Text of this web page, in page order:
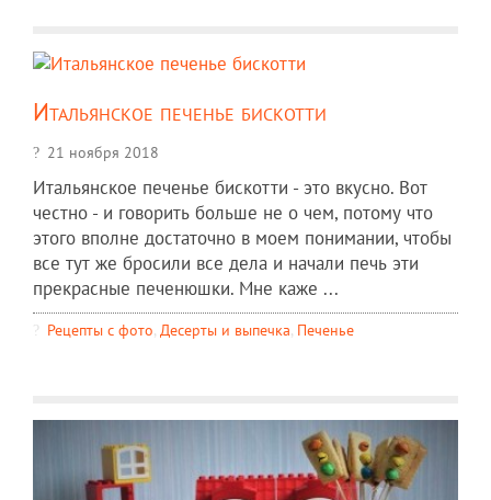
Итальянское печенье бискотти
21 ноября 2018
Итальянское печенье бискотти - это вкусно. Вот
честно - и говорить больше не о чем, потому что
этого вполне достаточно в моем понимании, чтобы
все тут же бросили все дела и начали печь эти
прекрасные печенюшки. Мне каже ...
Рецепты c фото, Десерты и выпечка, Печенье